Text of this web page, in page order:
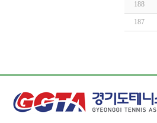
188
187